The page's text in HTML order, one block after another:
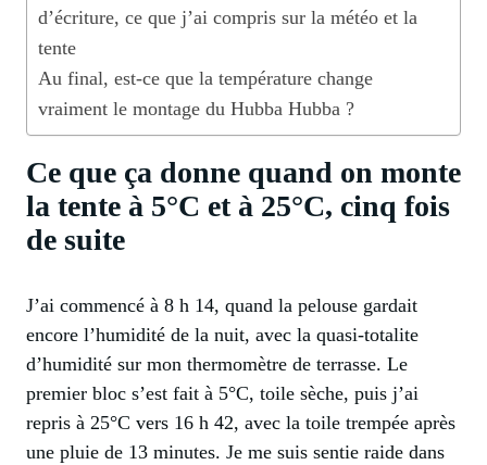
d’écriture, ce que j’ai compris sur la météo et la
tente
Au final, est-ce que la température change
vraiment le montage du Hubba Hubba ?
Ce que ça donne quand on monte
la tente à 5°C et à 25°C, cinq fois
de suite
J’ai commencé à 8 h 14, quand la pelouse gardait
encore l’humidité de la nuit, avec la quasi-totalite
d’humidité sur mon thermomètre de terrasse. Le
premier bloc s’est fait à 5°C, toile sèche, puis j’ai
repris à 25°C vers 16 h 42, avec la toile trempée après
une pluie de 13 minutes. Je me suis sentie raide dans